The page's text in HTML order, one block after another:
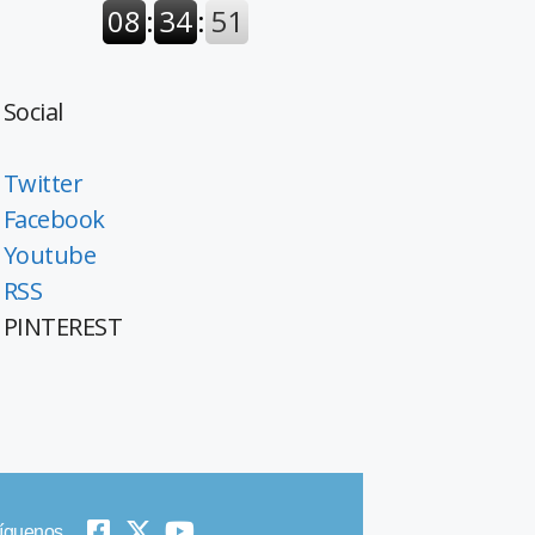
Social
Twitter
Facebook
Youtube
RSS
PINTEREST